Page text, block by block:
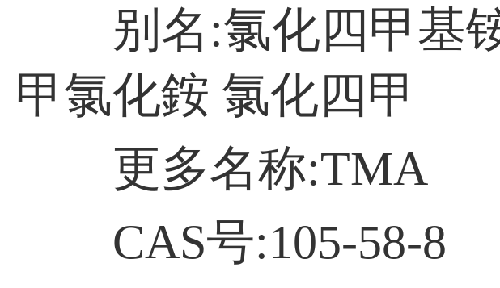
别名:氯化四甲基
甲氯化銨 氯化四甲
更多名称:TMA
CAS号:105-58-8